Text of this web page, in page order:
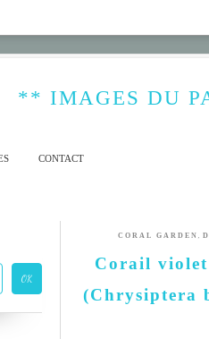
** IMAGES DU
CONTACT
CORAL GARDEN ,
Corail violet
(Chrysiptera